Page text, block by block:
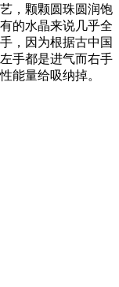
，颗颗圆珠圆润饱
的水晶来说几乎全
，因为根据古中国
手都是进气而右手
能量给吸纳掉。